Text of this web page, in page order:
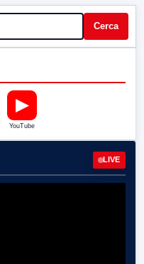
Cerca
▶
YouTube
LIVE